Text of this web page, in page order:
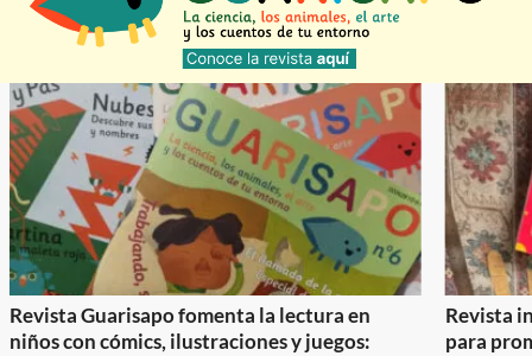
Revista Guarisapo fomenta la lectura en
niños con cómics, ilustraciones y juegos:
Revista
para